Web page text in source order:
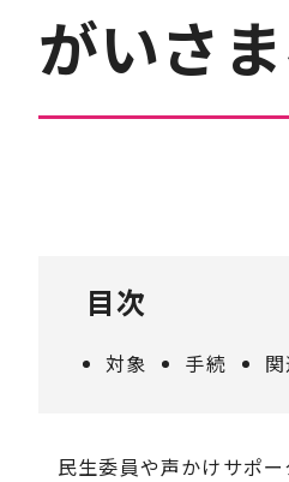
がいさ
目次
対象 手続
民生委員や声かけサポ